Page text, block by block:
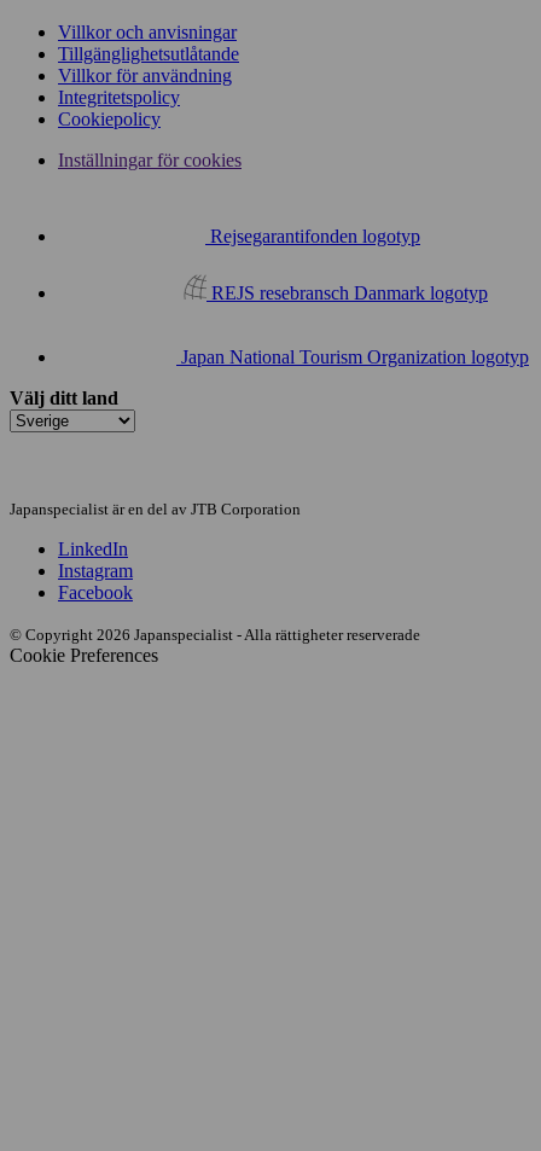
Villkor och anvisningar
Tillgänglighetsutlåtande
Villkor för användning
Integritetspolicy
Cookiepolicy
Inställningar för cookies
Rejsegarantifonden logotyp
REJS resebransch Danmark logotyp
Japan National Tourism Organization logotyp
Välj ditt land
Japanspecialist är en del av JTB Corporation
LinkedIn
Instagram
Facebook
© Copyright 2026 Japanspecialist - Alla rättigheter reserverade
Cookie Preferences